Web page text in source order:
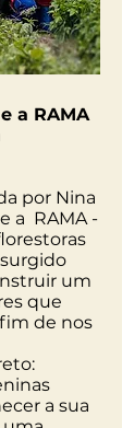
a RAMA
por Nina
a RAMA -
um
que
de nos
a sua